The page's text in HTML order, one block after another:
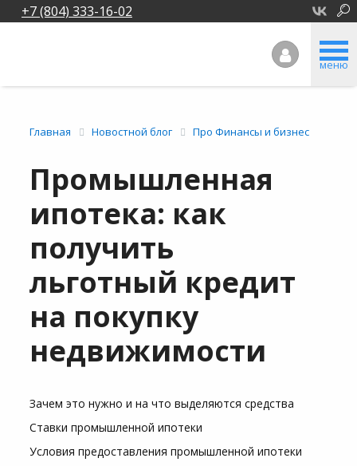
+7 (804) 333-16-02
меню
Главная Новостной блог Про Финансы и бизнес
Промышленная
ипотека: как
получить
льготный кредит
на покупку
недвижимости
Зачем это нужно и на что выделяются средства
Ставки промышленной ипотеки
Условия предоставления промышленной ипотеки